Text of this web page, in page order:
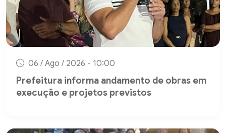
06 / Ago / 2026 - 10:00
Prefeitura informa andamento de obras em
execução e projetos previstos